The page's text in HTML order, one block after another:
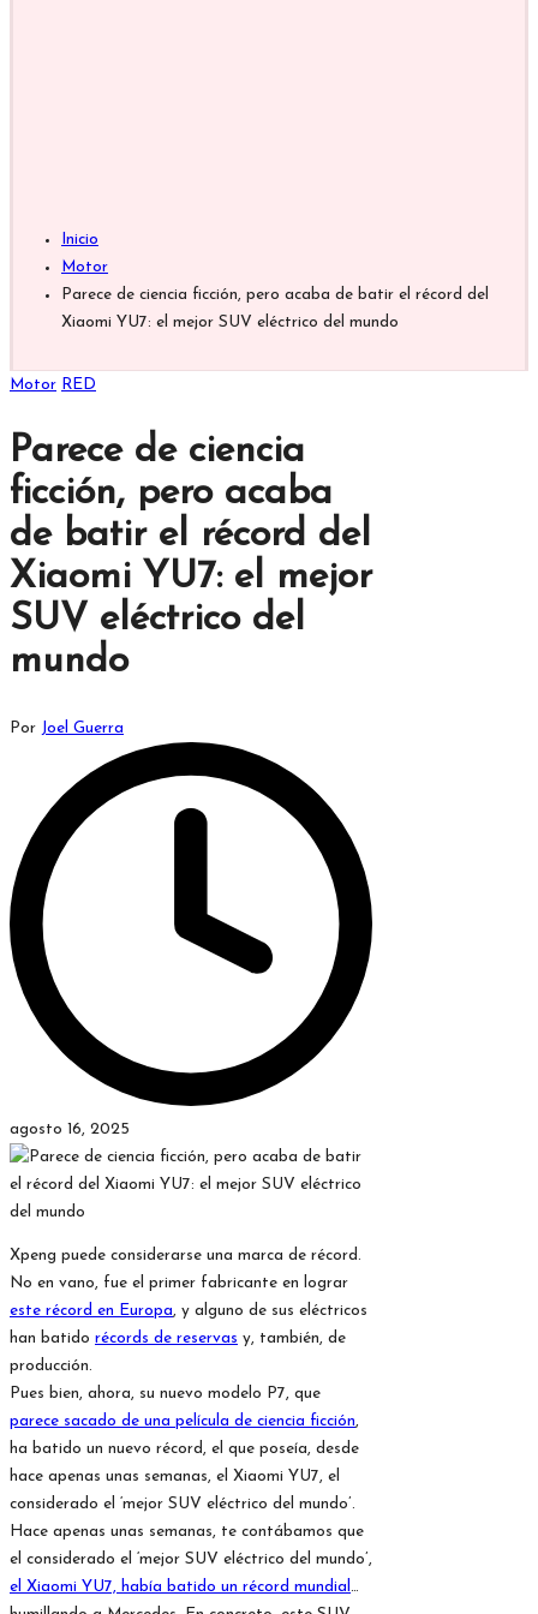
Inicio
Motor
Parece de ciencia ficción, pero acaba de batir el récord del
Xiaomi YU7: el mejor SUV eléctrico del mundo
Publicada
Motor RED
Parece de ciencia
ficción, pero acaba
de batir el récord del
Xiaomi YU7: el mejor
SUV eléctrico del
mundo
Publicado
Por Joel Guerra
agosto 16, 2025
Xpeng puede considerarse una marca de récord.
No en vano, fue el primer fabricante en lograr
este récord en Europa, y alguno de sus eléctricos
han batido récords de reservas y, también, de
producción.
Pues bien, ahora, su nuevo modelo P7, que
parece sacado de una película de ciencia ficción,
ha batido un nuevo récord, el que poseía, desde
hace apenas unas semanas, el Xiaomi YU7, el
considerado el ‘mejor SUV eléctrico del mundo’.
Hace apenas unas semanas, te contábamos que
el considerado el ‘mejor SUV eléctrico del mundo’,
el Xiaomi YU7, había batido un récord mundial …